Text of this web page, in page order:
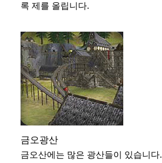
록 제를 올립니다.
금오광산
금오산에는 많은 광산들이 있습니다.